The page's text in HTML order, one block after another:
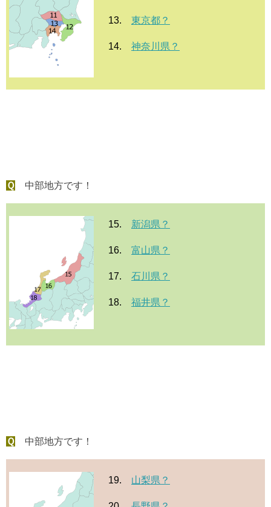
13. 東京都？
14. 神奈川県？
Ｑ 中部地方です！
15. 新潟県？
16. 富山県？
17. 石川県？
18. 福井県？
Ｑ 中部地方です！
19. 山梨県？